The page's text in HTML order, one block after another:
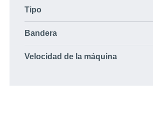
Tipo
Bandera
Velocidad de la máquina